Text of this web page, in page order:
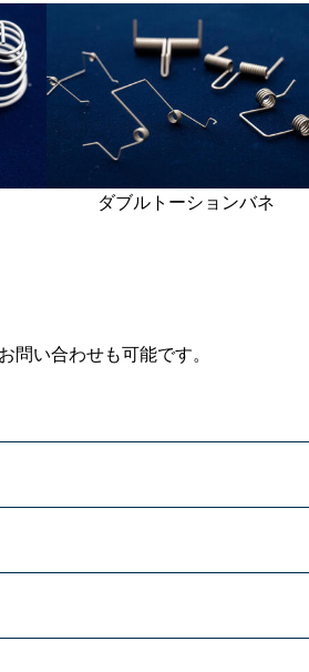
ダブルトーションバネ
問い合わせも可能です。